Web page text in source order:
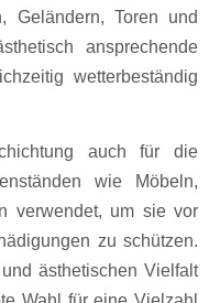
Geländern, Toren und
ansprechende
wetterbeständig
auch für die
wie Möbeln,
verwendet, um sie vor
zu schützen.
ästhetischen Vielfalt